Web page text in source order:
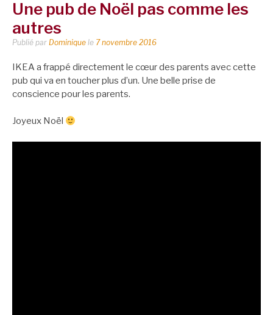
Une pub de Noël pas comme les
autres
Publié par Dominique le 7 novembre 2016
IKEA a frappé directement le cœur des parents avec cette
pub qui va en toucher plus d’un. Une belle prise de
conscience pour les parents.
Joyeux Noël